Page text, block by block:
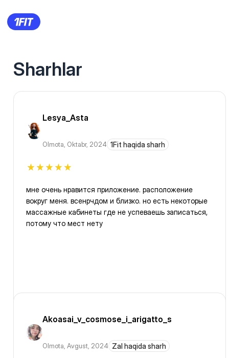
Sharhlar
Lesya_Asta
Olmota, Oktabr, 2024 1Fit haqida sharh
мне очень нравится приложение. расположение
вокруг меня. всенрчдом и близко. но есть некоторые
массажные кабинеты где не успеваешь записаться,
потому что мест нету
Akoasai_v_cosmose_i_arigatto_s
Olmota, Avgust, 2024 Zal haqida sharh